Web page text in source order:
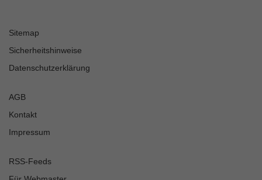
Sitemap
Sicherheitshinweise
Datenschutzerklärung
AGB
Kontakt
Impressum
RSS-Feeds